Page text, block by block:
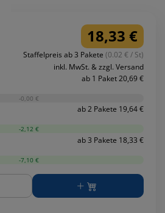
18,33 €
Staffelpreis ab 3 Pakete (0.02 € / St)
inkl. MwSt. & zzgl. Versand
ab 1 Paket 20,69 €
-0,00 €
ab 2 Pakete 19,64 €
-2,12 €
ab 3 Pakete 18,33 €
-7,10 €